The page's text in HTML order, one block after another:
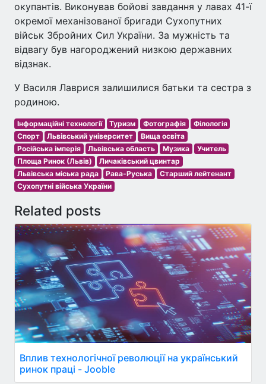
окупантів. Виконував бойові завдання у лавах 41-ї
окремої механізованої бригади Сухопутних
військ Збройних Сил України. За мужність та
відвагу був нагороджений низкою державних
відзнак.
У Василя Лаврися залишилися батьки та сестра з
родиною.
Інформаційні технології Туризм Фотографія
Філологія
Спорт
Львівський університет
Вища освіта
Російська імперія
Львівська область Музика
Учитель
Площа Ринок (Львів)
Личаківський цвинтар
Львівська міська рада
Рава-Руська
Старший лейтенант
Сухопутні війська України
Related posts
Вплив технологічної революції на український
ринок праці - Jooble